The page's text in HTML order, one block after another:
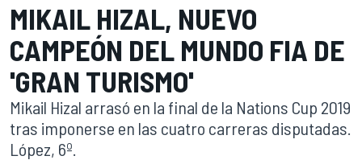
MIKAIL HIZAL, NUEVO
CAMPEÓN DEL MUNDO FIA DE
'GRAN TURISMO'
Mikail Hizal arrasó en la final de la Nations Cup 2019
tras imponerse en las cuatro carreras disputadas.
López, 6º.